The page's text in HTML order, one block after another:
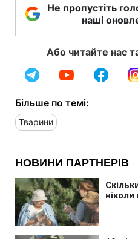
Не пропустіть
наші
Або читайте нас
Більше по темі:
Тварини